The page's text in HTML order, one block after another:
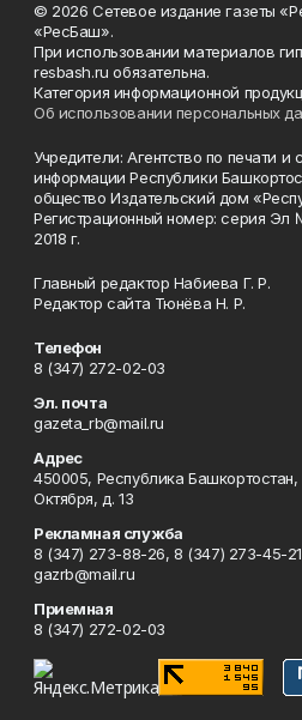
© 2026 Сетевое издание газеты
«РесБаш».
При использовании материалов
resbash.ru обязательна.
Категория информационной
Об использовании персональных
Учредители: Агентство по печати
информации Республики
общество Издательский дом
Регистрационный номер: серия
2018 г.
Главный редактор Набиева Г. Р.
Редактор сайта Тюнёва Н. Р.
Телефон
8 (347) 272-02-03
Эл. почта
gazeta_rb@mail.ru
Адрес
450005, Республика Башкортостан,
Октября, д. 13
Рекламная служба
8 (347) 273-88-26, 8 (347) 273-45-
gazrb@mail.ru
Приемная
8 (347) 272-02-03